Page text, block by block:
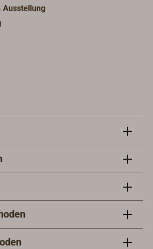
der WICHARD-
überzeugt und haben diese
Zusammenarbeit mit der
in den letzten Jahrzehnten
sind alle WICHARD-Schäkel
Working Load Limit (WLL)
Dies ist die maximal
im gewerblichen Bereich.
(BRL) auch noch eine
sinnvolle Arbeitslast (WL)
Ausstellung